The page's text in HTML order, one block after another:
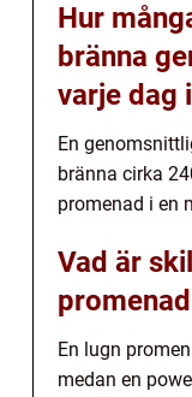
Hur
bränna
varje dag
En
bränna cirka
promenad i en
Vad är
En lugn
medan en